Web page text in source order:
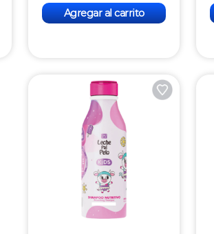
Agregar al carrito